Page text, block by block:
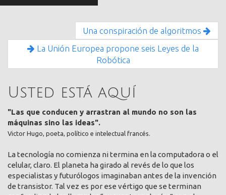
Una conspiración de algoritmos
La Unión Europea propone seis Leyes de la
Robótica
Usted está aquí
"Las que conducen y arrastran al mundo no son las
máquinas sino las ideas".
Victor Hugo, poeta, político e intelectual francés.
La tecnología no comienza ni termina en la computadora o el
celular, claro. El planeta ha girado al revés de lo que los
especialistas y futurólogos imaginaban antes de la invención
de transistor. Tal vez es por ese vértigo que se terminan